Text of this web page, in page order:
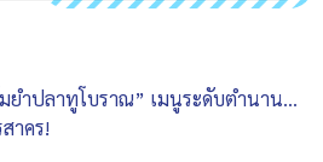
ยำปลาทูโบราณ” เมนูระดับตำนาน…
าคร!